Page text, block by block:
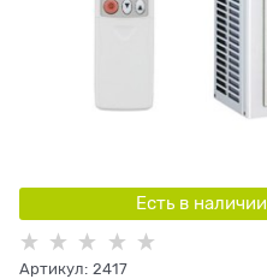
Есть в наличии
Артикул: 2417